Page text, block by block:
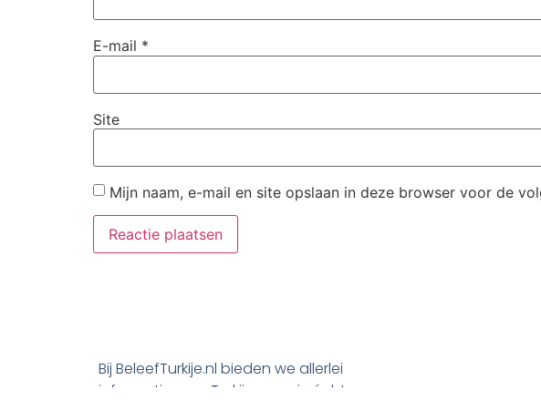
E-mail *
Site
Mijn naam, e-mail en site opslaan in deze browser voor de
Bij BeleefTurkije.nl bieden we allerlei
informatie over Turkije waar je écht